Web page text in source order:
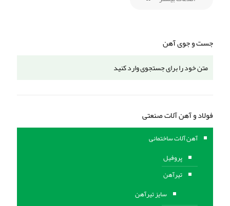
جست و جوی آهن
فولاد و آهن آلات صنعتی
آهن آلات ساختمانی
پروفیل
تیرآهن
سایز تیرآهن